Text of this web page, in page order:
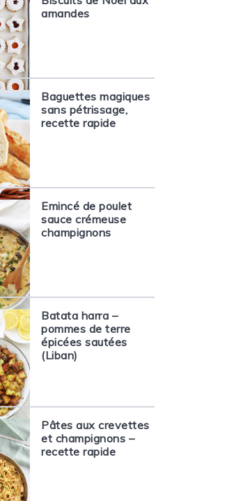
amandes
Baguettes magiques
sans pétrissage,
recette rapide
Emincé de poulet
sauce crémeuse
champignons
Batata harra –
pommes de terre
épicées sautées
(Liban)
Pâtes aux crevettes
et champignons –
recette rapide